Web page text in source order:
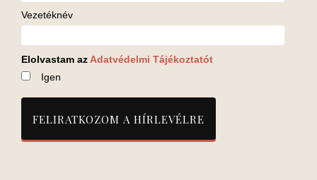
Vezetéknév
Elolvastam az Adatvédelmi Tájékoztatót
Igen